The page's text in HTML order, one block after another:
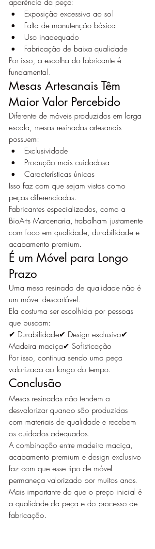
Exposição excessiva ao sol
Falta de manutenção básica
Uso inadequado
Fabricação de baixa qualidade
Por isso, a escolha do fabricante é
fundamental.
Mesas Artesanais Têm
Maior Valor Percebido
Diferente de móveis produzidos em larga
escala, mesas resinadas artesanais
possuem:
Exclusividade
Produção mais cuidadosa
Características únicas
Isso faz com que sejam vistas como
peças diferenciadas.
Fabricantes especializados, como a
BioArts Marcenaria, trabalham justamente
com foco em qualidade, durabilidade e
acabamento premium.
É um Móvel para Longo
Prazo
Uma mesa resinada de qualidade não é
um móvel descartável.
Ela costuma ser escolhida por pessoas
que buscam:
✔ Durabilidade✔ Design exclusivo✔
Madeira maciça✔ Sofisticação
Por isso, continua sendo uma peça
valorizada ao longo do tempo.
Conclusão
Mesas resinadas não tendem a
desvalorizar quando são produzidas
com materiais de qualidade e recebem
os cuidados adequados.
A combinação entre madeira maciça,
acabamento premium e design exclusivo
faz com que esse tipo de móvel
permaneça valorizado por muitos anos.
Mais importante do que o preço inicial é
a qualidade da peça e do processo de
fabricação.